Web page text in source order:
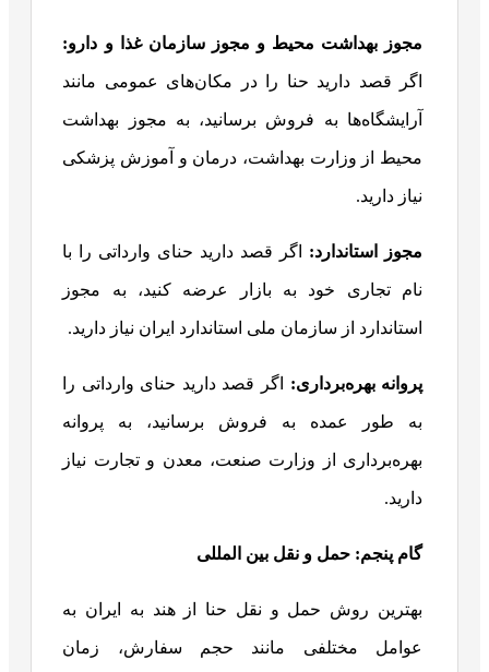
مجوز بهداشت محیط و مجوز سازمان غذا و دارو:
اگر قصد دارید حنا را در مکان‌های عمومی مانند
آرایشگاه‌ها به فروش برسانید، به مجوز بهداشت
محیط از وزارت بهداشت، درمان و آموزش پزشکی
نیاز دارید.
مجوز استاندارد: اگر قصد دارید حنای وارداتی را با
نام تجاری خود به بازار عرضه کنید، به مجوز
استاندارد از سازمان ملی استاندارد ایران نیاز دارید.
پروانه بهره‌برداری: اگر قصد دارید حنای وارداتی را
به طور عمده به فروش برسانید، به پروانه
بهره‌برداری از وزارت صنعت، معدن و تجارت نیاز
دارید.
گام پنجم: حمل و نقل بین المللی
بهترین روش حمل و نقل حنا از هند به ایران به
عوامل مختلفی مانند حجم سفارش، زمان